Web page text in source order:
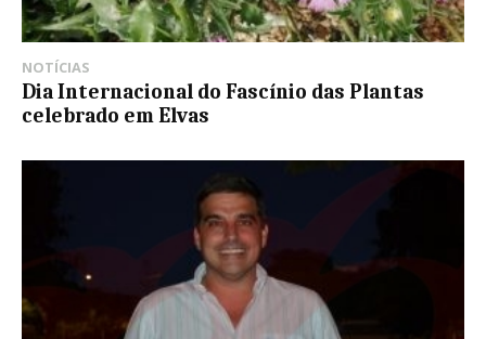
NOTÍCIAS
Dia Internacional do Fascínio das Plantas
celebrado em Elvas